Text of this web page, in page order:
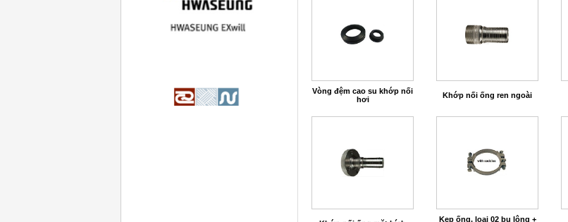
Vòng đệm cao su khớp nối
hơi
Khớp nối ống ren ngoài
Kẹp ống, loại 02 bu lông +